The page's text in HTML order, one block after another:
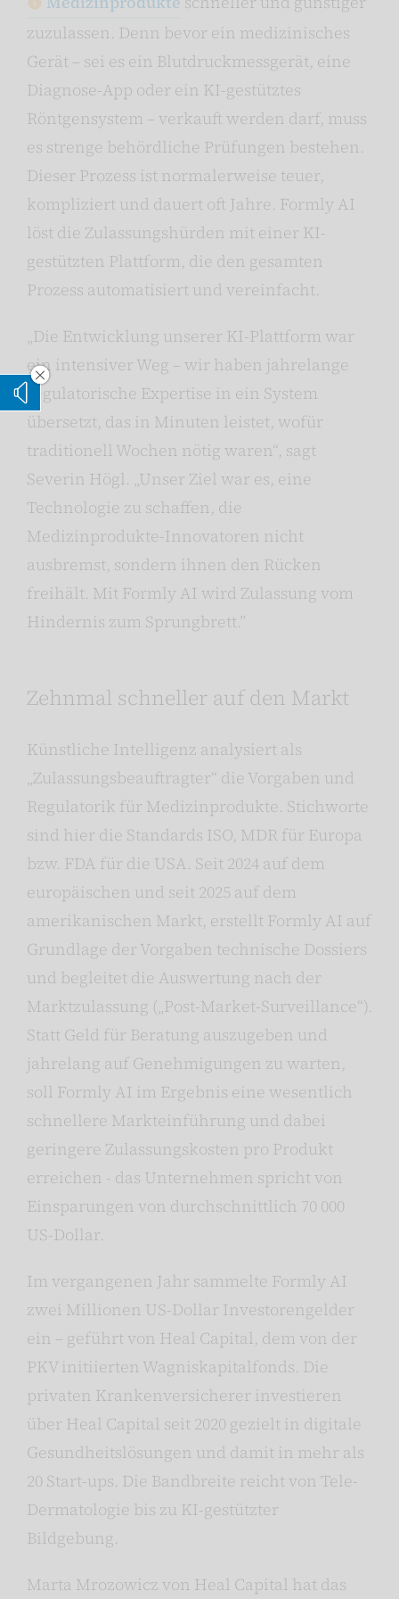
zuzulassen. Denn bevor ein medizinisches
Gerät – sei es ein Blutdruckmessgerät, eine
Diagnose-App oder ein KI-gestütztes
Röntgensystem – verkauft werden darf, muss
es strenge behördliche Prüfungen bestehen.
Dieser Prozess ist normalerweise teuer,
kompliziert und dauert oft Jahre. Formly AI
löst die Zulassungshürden mit einer KI-
gestützten Plattform, die den gesamten
Prozess automatisiert und vereinfacht.
„Die Entwicklung unserer KI-Plattform war
ein intensiver Weg – wir haben jahrelange
regulatorische Expertise in ein System
übersetzt, das in Minuten leistet, wofür
traditionell Wochen nötig waren“, sagt
Severin Högl. „Unser Ziel war es, eine
Technologie zu schaffen, die
Medizinprodukte-Innovatoren nicht
ausbremst, sondern ihnen den Rücken
freihält. Mit Formly AI wird Zulassung vom
Hindernis zum Sprungbrett.”
Zehnmal schneller auf den Markt
Künstliche Intelligenz analysiert als
„Zulassungsbeauftragter“ die Vorgaben und
Regulatorik für Medizinprodukte. Stichworte
sind hier die Standards ISO, MDR für Europa
bzw. FDA für die USA. Seit 2024 auf dem
europäischen und seit 2025 auf dem
amerikanischen Markt, erstellt Formly AI auf
Grundlage der Vorgaben technische Dossiers
und begleitet die Auswertung nach der
Marktzulassung („Post-Market-Surveillance“).
Statt Geld für Beratung auszugeben und
jahrelang auf Genehmigungen zu warten,
soll Formly AI im Ergebnis eine wesentlich
schnellere Markteinführung und dabei
geringere Zulassungskosten pro Produkt
erreichen - das Unternehmen spricht von
Einsparungen von durchschnittlich 70 000
US-Dollar.
Im vergangenen Jahr sammelte Formly AI
zwei Millionen US-Dollar Investorengelder
ein – geführt von Heal Capital, dem von der
PKV initiierten Wagniskapitalfonds. Die
privaten Krankenversicherer investieren
über Heal Capital seit 2020 gezielt in digitale
Gesundheitslösungen und damit in mehr als
20 Start-ups. Die Bandbreite reicht von Tele-
Dermatologie bis zu KI-gestützter
Bildgebung.
Marta Mrozowicz von Heal Capital hat das
Vorleseoption verstecken
Vorlesen